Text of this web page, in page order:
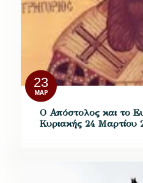
23
ΜΑΡ
Ο Απόστολος και το
Κυριακής 24 Μαρτίου